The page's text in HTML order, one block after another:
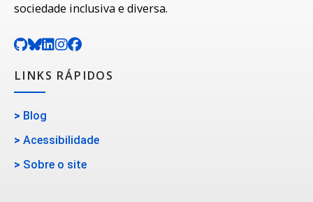
sociedade inclusiva e diversa.
LINKS RÁPIDOS
> Blog
> Acessibilidade
> Sobre o site